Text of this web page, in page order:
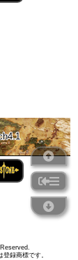
録商標です。